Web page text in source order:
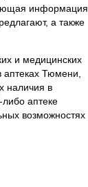
информация
а также
и медицинских
аптеках Тюмени,
наличия в
либо аптеке
возможностях